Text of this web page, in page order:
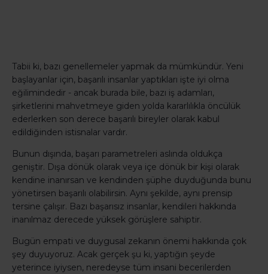
Tabii ki, bazı genellemeler yapmak da mümkündür. Yeni
başlayanlar için, başarılı insanlar yaptıkları işte iyi olma
eğilimindedir - ancak burada bile, bazı iş adamları,
şirketlerini mahvetmeye giden yolda kararlılıkla öncülük
ederlerken son derece başarılı bireyler olarak kabul
edildiğinden istisnalar vardır.
Bunun dışında, başarı parametreleri aslında oldukça
geniştir. Dışa dönük olarak veya içe dönük bir kişi olarak
kendine inanırsan ve kendinden şüphe duyduğunda bunu
yönetirsen başarılı olabilirsin. Aynı şekilde, aynı prensip
tersine çalışır. Bazı başarısız insanlar, kendileri hakkında
inanılmaz derecede yüksek görüşlere sahiptir.
Bugün empati ve duygusal zekanın önemi hakkında çok
şey duyuyoruz. Acak gerçek şu ki, yaptığın şeyde
yeterince iyiysen, neredeyse tüm insani becerilerden